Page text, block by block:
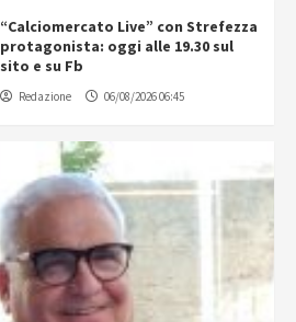
“Calciomercato Live” con Strefezza
protagonista: oggi alle 19.30 sul
sito e su Fb
Redazione 06/08/2026 06:45